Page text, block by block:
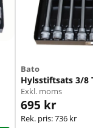
Bato
Hylsstiftsats 3/8
Exkl. moms
695 kr
Rek. pris:736 kr